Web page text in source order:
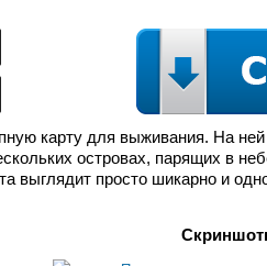
карту для выживания. На
островах, парящих в
выглядит просто шикарно и